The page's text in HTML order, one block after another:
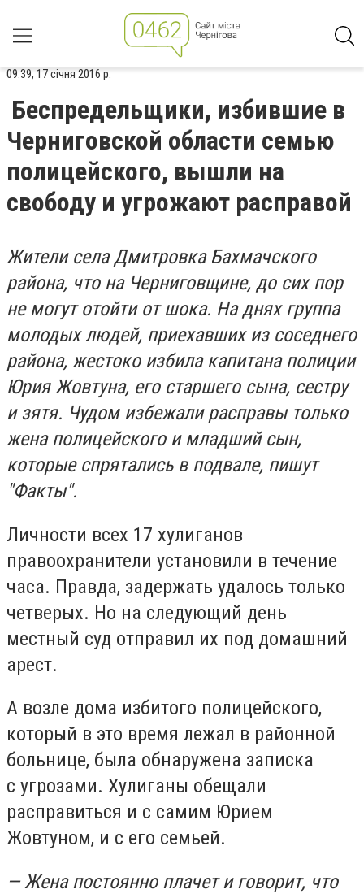
09:39, 17 січня 2016 р.
Беспредельщики, избившие в
Черниговской области семью
полицейского, вышли на
свободу и угрожают расправой
Жители села Дмитровка Бахмачского
района, что на Черниговщине, до сих пор
не могут отойти от шока. На днях группа
молодых людей, приехавших из соседнего
района, жестоко избила капитана полиции
Юрия Жовтуна, его старшего сына, сестру
и зятя. Чудом избежали расправы только
жена полицейского и младший сын,
которые спрятались в подвале, пишут
"Факты".
Личности всех 17 хулиганов
правоохранители установили в течение
часа. Правда, задержать удалось только
четверых. Но на следующий день
местный суд отправил их под домашний
арест.
А возле дома избитого полицейского,
который в это время лежал в районной
больнице, была обнаружена записка
с угрозами. Хулиганы обещали
расправиться и с самим Юрием
Жовтуном, и с его семьей.
— Жена постоянно плачет и говорит, что